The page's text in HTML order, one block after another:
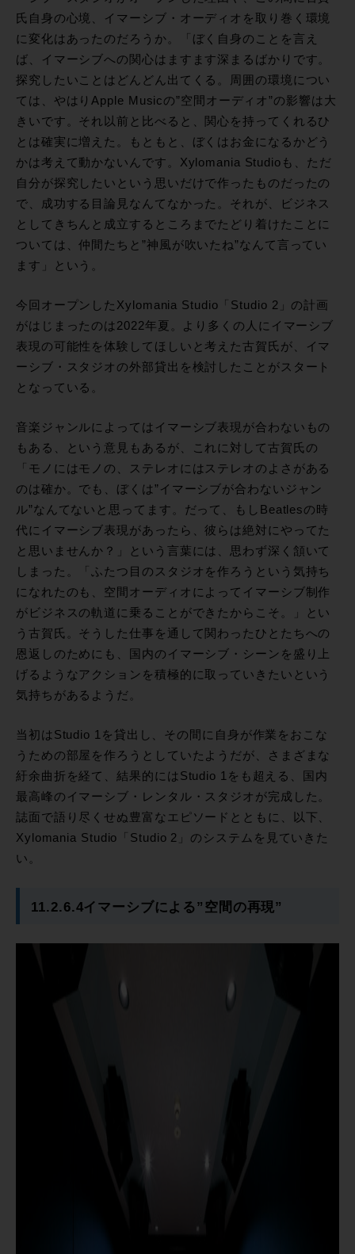
氏自身の心境、イマーシブ・オーディオを取り巻く環境
に変化はあったのだろうか。「ぼく自身のことを言え
ば、イマーシブへの関心はますます深まるばかりです。
探究したいことはどんどん出てくる。周囲の環境につい
ては、やはりApple Musicの”空間オーディオ”の影響は大
きいです。それ以前と比べると、関心を持ってくれるひ
とは確実に増えた。もともと、ぼくはお金になるかどう
かは考えて動かないんです。Xylomania Studioも、ただ
自分が探究したいという思いだけで作ったものだったの
で、成功する目論見なんてなかった。それが、ビジネス
としてきちんと成立するところまでたどり着けたことに
ついては、仲間たちと”神風が吹いたね”なんて言ってい
ます」という。
今回オープンしたXylomania Studio「Studio 2」の計画
がはじまったのは2022年夏。より多くの人にイマーシブ
表現の可能性を体験してほしいと考えた古賀氏が、イマ
ーシブ・スタジオの外部貸出を検討したことがスタート
となっている。
音楽ジャンルによってはイマーシブ表現が合わないもの
もある、という意見もあるが、これに対して古賀氏の
「モノにはモノの、ステレオにはステレオのよさがある
のは確か。でも、ぼくは”イマーシブが合わないジャン
ル”なんてないと思ってます。だって、もしBeatlesの時
代にイマーシブ表現があったら、彼らは絶対にやってた
と思いませんか？」という言葉には、思わず深く頷いて
しまった。「ふたつ目のスタジオを作ろうという気持ち
になれたのも、空間オーディオによってイマーシブ制作
がビジネスの軌道に乗ることができたからこそ。」とい
う古賀氏。そうした仕事を通して関わったひとたちへの
恩返しのためにも、国内のイマーシブ・シーンを盛り上
げるようなアクションを積極的に取っていきたいという
気持ちがあるようだ。
当初はStudio 1を貸出し、その間に自身が作業をおこな
うための部屋を作ろうとしていたようだが、さまざまな
紆余曲折を経て、結果的にはStudio 1をも超える、国内
最高峰のイマーシブ・レンタル・スタジオが完成した。
誌面で語り尽くせぬ豊富なエピソードとともに、以下、
Xylomania Studio「Studio 2」のシステムを見ていきた
い。
11.2.6.4イマーシブによる”空間の再現”